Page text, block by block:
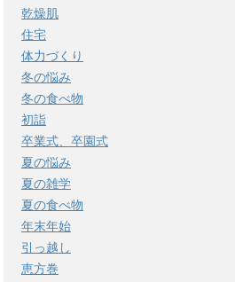
乾燥肌
住宅
体力づくり
冬の悩み
冬の食べ物
初詣
卒業式、卒園式
夏の悩み
夏の雑学
夏の食べ物
年末年始
引っ越し
恵方巻